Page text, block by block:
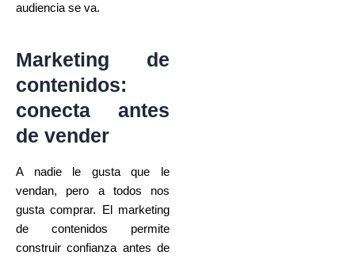
audiencia se va.
Marketing de
contenidos:
conecta antes
de vender
A nadie le gusta que le
vendan, pero a todos nos
gusta comprar. El marketing
de contenidos permite
construir confianza antes de